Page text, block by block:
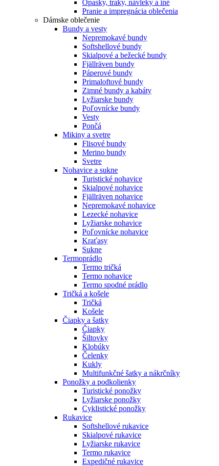
Opasky, traky, návleky a iné
Pranie a impregnácia oblečenia
Dámske oblečenie
Bundy a vesty
Nepremokavé bundy
Softshellové bundy
Skialpové a bežecké bundy
Fjällräven bundy
Páperové bundy
Primaloftové bundy
Zimné bundy a kabáty
Lyžiarske bundy
Poľovnícke bundy
Vesty
Pončá
Mikiny a svetre
Flisové bundy
Merino bundy
Svetre
Nohavice a sukne
Turistické nohavice
Skialpové nohavice
Fjällräven nohavice
Nepremokavé nohavice
Lezecké nohavice
Lyžiarske nohavice
Poľovnícke nohavice
Kraťasy
Sukne
Termoprádlo
Termo tričká
Termo nohavice
Termo spodné prádlo
Tričká a košele
Tričká
Košele
Čiapky a šatky
Čiapky
Šiltovky
Klobúky
Čelenky
Kukly
Multifunkčné šatky a nákrčníky
Ponožky a podkolienky
Turistické ponožky
Lyžiarske ponožky
Cyklistické ponožky
Rukavice
Softshellové rukavice
Skialpové rukavice
Lyžiarske rukavice
Termo rukavice
Expedičné rukavice